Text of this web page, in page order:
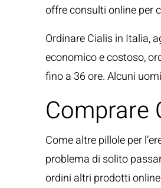
offre consulti online per
Ordinare Cialis in Italia,
economico e costoso,
fino a 36 ore. Alcuni
Comprare
Come altre pillole per
problema di solito
ordini altri prodotti